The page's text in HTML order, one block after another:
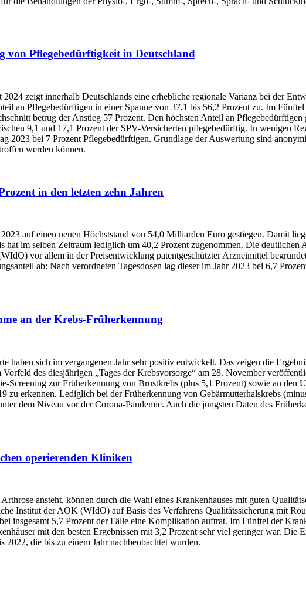
von Pflegebedürftigkeit in Deutschland
zeigt innerhalb Deutschlands eine erhebliche regionale Varianz bei der
an Pflegebedürftigen in einer Spanne von 37,1 bis 56,2 Prozent zu. Im
betrug der Anstieg 57 Prozent. Den höchsten Anteil an
9,1 und 17,1 Prozent der SPV-Versicherten pflegebedürftig. In wenigen
2023 bei 7 Prozent Pflegebedürftigen. Grundlage der Auswertung sind
werden können.
in den letzten zehn Jahren
auf einen neuen Höchststand von 54,0 Milliarden Euro gestiegen. Damit
im selben Zeitraum lediglich um 40,2 Prozent zugenommen. Die deutlichen
vor allem in der Preisentwicklung patentgeschützter Arzneimittel
ab: Nach verordneten Tagesdosen lag dieser im Jahr 2023 bei 6,7
an der Krebs-Früherkennung
haben sich im vergangenen Jahr sehr positiv entwickelt. Das zeigen die
des diesjährigen „Tages der Krebsvorsorge“ am 28. November
zur Früherkennung von Brustkrebs (plus 5,1 Prozent) sowie an den
zu erkennen. Lediglich bei der Früherkennung von Gebärmutterhalskrebs
dem Niveau vor der Corona-Pandemie. Auch die jüngsten Daten des
operierenden Kliniken
ansteht, können durch die Wahl eines Krankenhauses mit guten
Institut der AOK (WIdO) auf Basis des Verfahrens Qualitätssicherung mit
insgesamt 5,7 Prozent der Fälle eine Komplikation auftrat. Im Fünftel der
mit den besten Ergebnissen mit 3,2 Prozent sehr viel geringer war. Die
die bis zu einem Jahr nachbeobachtet wurden.